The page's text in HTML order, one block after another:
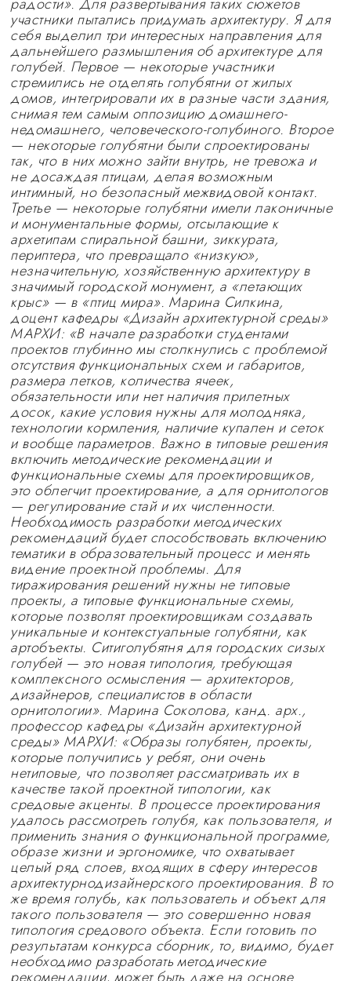
участники пытались придумать архитектуру. Я для
себя выделил три интересных направления для
дальнейшего размышления об архитектуре для
голубей. Первое — некоторые участники
стремились не отделять голубятни от жилых
домов, интегрировали их в разные части здания,
снимая тем самым оппозицию домашнего-
недомашнего, человеческого-голубиного. Второе
— некоторые голубятни были спроектированы
так, что в них можно зайти внутрь, не тревожа и
не досаждая птицам, делая возможным
интимный, но безопасный межвидовой контакт.
Третье — некоторые голубятни имели лаконичные
и монументальные формы, отсылающие к
архетипам спиральной башни, зиккурата,
периптера, что превращало «низкую»,
незначительную, хозяйственную архитектуру в
значимый городской монумент, а «летающих
крыс» — в «птиц мира». Марина Силкина,
доцент кафедры «Дизайн архитектурной среды»
МАРХИ: «В начале разработки студентами
проектов глубинно мы столкнулись с проблемой
отсутствия функциональных схем и габаритов,
размера летков, количества ячеек,
обязательности или нет наличия прилетных
досок, какие условия нужны для молодняка,
технологии кормления, наличие купален и сеток
и вообще параметров. Важно в типовые решения
включить методические рекомендации и
функциональные схемы для проектировщиков,
это облегчит проектирование, а для орнитологов
— регулирование стай и их численности.
Необходимость разработки методических
рекомендаций будет способствовать включению
тематики в образовательный процесс и менять
видение проектной проблемы. Для
тиражирования решений нужны не типовые
проекты, а типовые функциональные схемы,
которые позволят проектировщикам создавать
уникальные и контекстуальные голубятни, как
артобъекты. Ситиголубятня для городских сизых
голубей — это новая типология, требующая
комплексного осмысления — архитекторов,
дизайнеров, специалистов в области
орнитологии». Марина Соколова, канд. арх.,
профессор кафедры «Дизайн архитектурной
среды» МАРХИ: «Образы голубятен, проекты,
которые получились у ребят, они очень
нетиповые, что позволяет рассматривать их в
качестве такой проектной типологии, как
средовые акценты. В процессе проектирования
удалось рассмотреть голубя, как пользователя, и
применить знания о функциональной программе,
образе жизни и эргономике, что охватывает
целый ряд слоев, входящих в сферу интересов
архитектурнодизайнерского проектирования. В то
же время голубь, как пользователь и объект для
такого пользователя — это совершенно новая
типология средового объекта. Если готовить по
результатам конкурса сборник, то, видимо, будет
необходимо разработать методические